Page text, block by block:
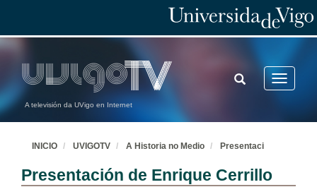
A televisión da UVigo en Internet
Toggle
TOGGLE
SEARCH
INICIO UVIGOTV A Historia no Medio Presentaci
Presentación de Enrique Cerrillo